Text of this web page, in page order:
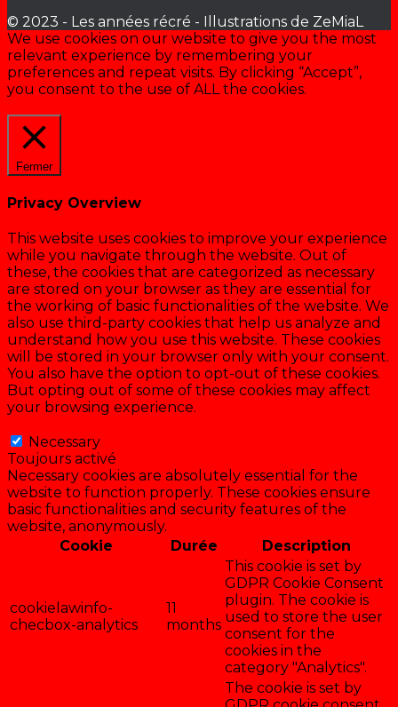
© 2023 - Les années récré - Illustrations de ZeMiaL
We use cookies on our website to give you the most
relevant experience by remembering your
preferences and repeat visits. By clicking “Accept”,
you consent to the use of ALL the cookies.
Fermer
Privacy Overview
This website uses cookies to improve your experience
while you navigate through the website. Out of
these, the cookies that are categorized as necessary
are stored on your browser as they are essential for
the working of basic functionalities of the website. We
also use third-party cookies that help us analyze and
understand how you use this website. These cookies
will be stored in your browser only with your consent.
You also have the option to opt-out of these cookies.
But opting out of some of these cookies may affect
your browsing experience.
Necessary
Toujours activé
Necessary cookies are absolutely essential for the
website to function properly. These cookies ensure
basic functionalities and security features of the
website, anonymously.
Cookie
Durée Description
cookielawinfo-
checbox-analytics
11
months
This cookie is set by
GDPR Cookie Consent
plugin. The cookie is
used to store the user
consent for the
cookies in the
category "Analytics".
The cookie is set by